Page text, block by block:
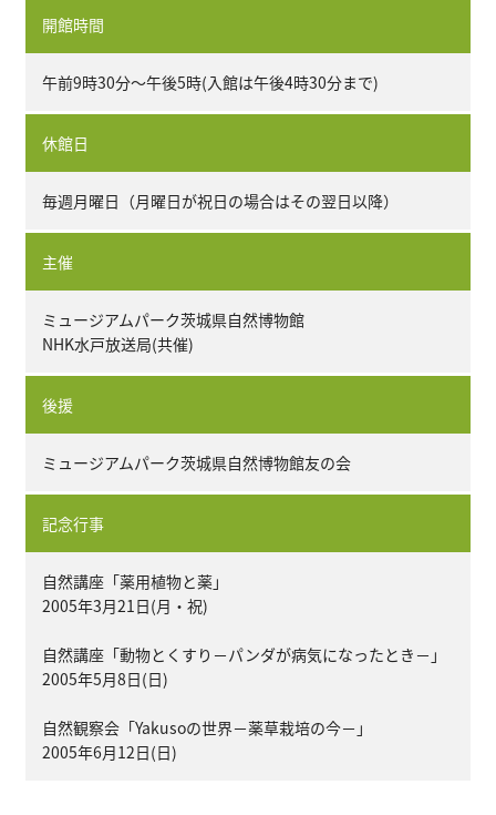
開館時間
午前9時30分～午後5時(入館は午後4時30分まで)
休館日
毎週月曜日（月曜日が祝日の場合はその翌日以降）
主催
ミュージアムパーク茨城県自然博物館
NHK水戸放送局(共催)
後援
ミュージアムパーク茨城県自然博物館友の会
記念行事
自然講座「薬用植物と薬」
2005年3月21日(月・祝)
自然講座「動物とくすり－パンダが病気になったとき－」
2005年5月8日(日)
自然観察会「Yakusoの世界－薬草栽培の今－」
2005年6月12日(日)